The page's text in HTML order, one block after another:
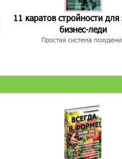
11 каратов стройности для
бизнес-леди
Простая система